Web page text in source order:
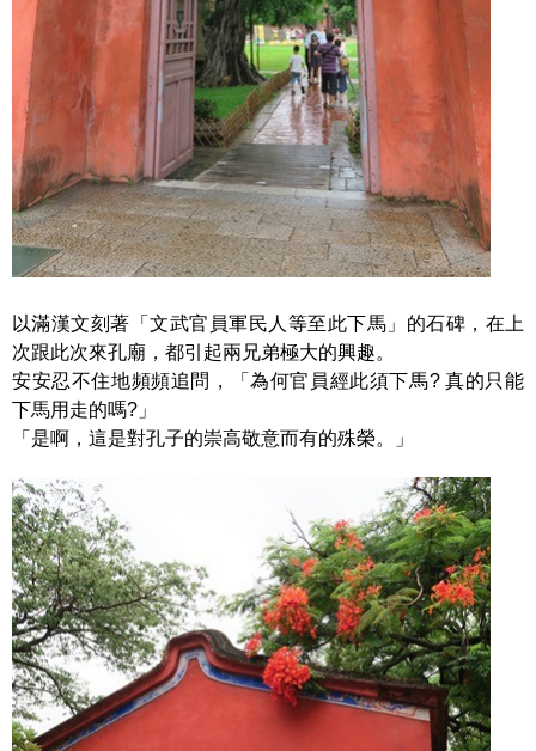
以滿漢文刻著「文武官員軍民人等至此下馬」的石碑，在上
次跟此次來孔廟，都引起兩兄弟極大的興趣。
安安忍不住地頻頻追問，「為何官員經此須下馬? 真的只能
下馬用走的嗎?」
「是啊，這是對孔子的崇高敬意而有的殊榮。」